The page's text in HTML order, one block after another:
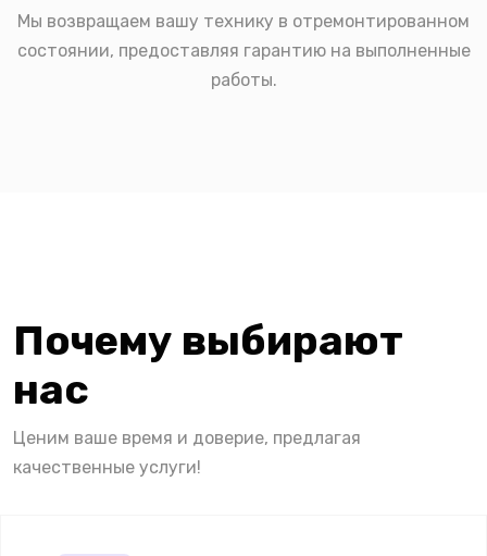
Мы возвращаем вашу технику в отремонтированном
состоянии, предоставляя гарантию на выполненные
работы.
Почему выбирают
нас
Ценим ваше время и доверие, предлагая
качественные услуги!